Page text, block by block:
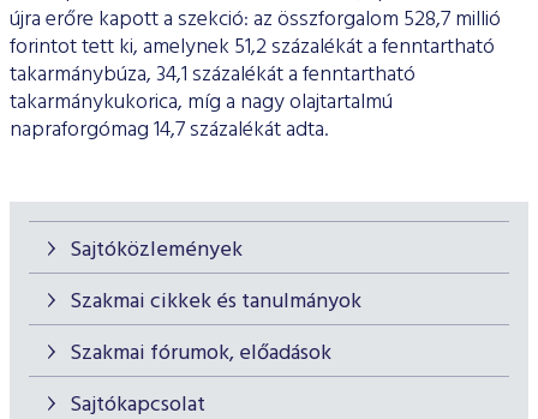
Sajtóközlemények
Szakmai cikkek és tanulmányok
Szakmai fórumok, előadások
Sajtókapcsolat
újra erőre kapott a szekció: az összforgalom 528,7 millió
forintot tett ki, amelynek 51,2 százalékát a fenntartható
takarmánybúza, 34,1 százalékát a fenntartható
takarmánykukorica, míg a nagy olajtartalmú
napraforgómag 14,7 százalékát adta.